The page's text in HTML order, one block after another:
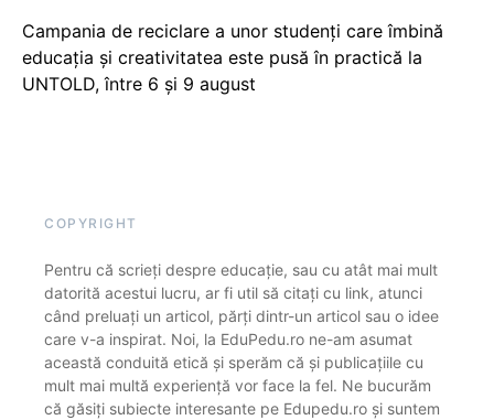
Campania de reciclare a unor studenți care îmbină
educația și creativitatea este pusă în practică la
UNTOLD, între 6 și 9 august
COPYRIGHT
Pentru că scrieți despre educație, sau cu atât mai mult
datorită acestui lucru, ar fi util să citați cu link, atunci
când preluați un articol, părți dintr-un articol sau o idee
care v-a inspirat. Noi, la EduPedu.ro ne-am asumat
această conduită etică și sperăm că și publicațiile cu
mult mai multă experiență vor face la fel. Ne bucurăm
că găsiți subiecte interesante pe Edupedu.ro și suntem